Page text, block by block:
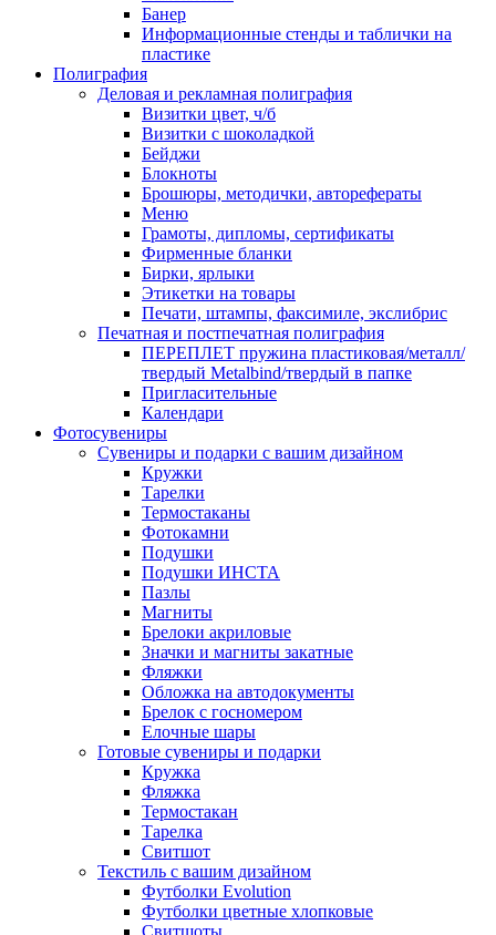
Банер
Информационные стенды и таблички на
пластике
Полиграфия
Деловая и рекламная полиграфия
Визитки цвет, ч/б
Визитки с шоколадкой
Бейджи
Блокноты
Брошюры, методички, авторефераты
Меню
Грамоты, дипломы, сертификаты
Фирменные бланки
Бирки, ярлыки
Этикетки на товары
Печати, штампы, факсимиле, экслибрис
Печатная и постпечатная полиграфия
ПЕРЕПЛЕТ пружина пластиковая/металл/
твердый Metalbind/твердый в папке
Пригласительные
Календари
Фотосувениры
Сувениры и подарки с вашим дизайном
Кружки
Тарелки
Термостаканы
Фотокамни
Подушки
Подушки ИНСТА
Пазлы
Магниты
Брелоки акриловые
Значки и магниты закатные
Фляжки
Обложка на автодокументы
Брелок с госномером
Елочные шары
Готовые сувениры и подарки
Кружка
Фляжка
Термостакан
Тарелка
Свитшот
Текстиль с вашим дизайном
Футболки Evolution
Футболки цветные хлопковые
Свитшоты